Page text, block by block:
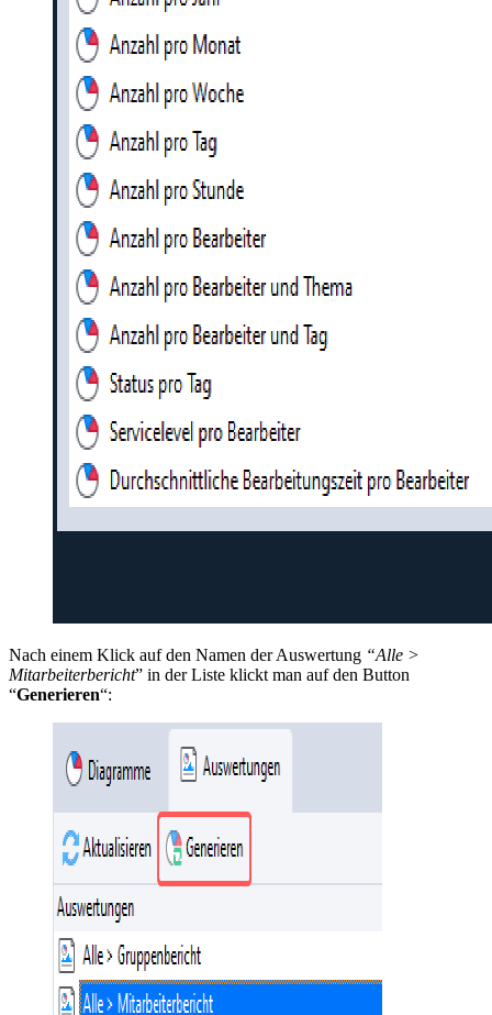
Nach einem Klick auf den Namen der Auswertung “Alle >
Mitarbeiterbericht” in der Liste klickt man auf den Button
“Generieren“: